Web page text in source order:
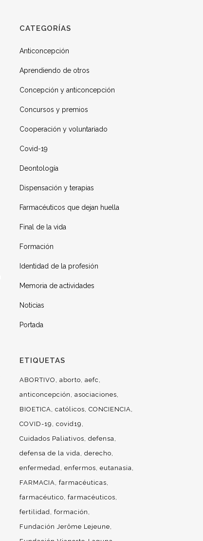
CATEGORÍAS
Anticoncepción
Aprendiendo de otros
Concepción y anticoncepción
Concursos y premios
Cooperación y voluntariado
Covid-19
Deontología
Dispensación y terapias
Farmacéuticos que dejan huella
Final de la vida
Formación
Identidad de la profesión
Memoria de actividades
Noticias
Portada
ETIQUETAS
ABORTIVO aborto aefc
anticoncepción
asociaciones
BIOETICA católicos CONCIENCIA
COVID-19
covid19
Cuidados Paliativos defensa
defensa de la vida derecho
enfermedad enfermos eutanasia
FARMACIA farmacéuticas
farmacéutico farmacéuticos
fertilidad formación
Fundación Jerôme Lejeune